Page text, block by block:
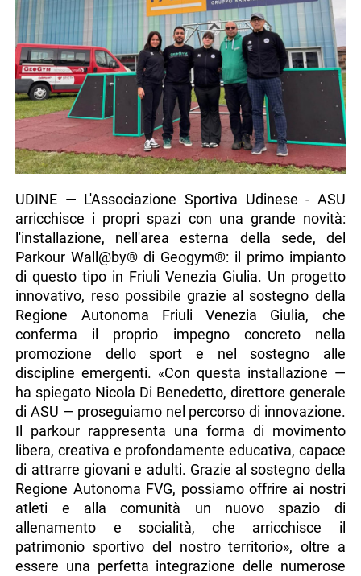
UDINE — L'Associazione Sportiva Udinese - ASU
arricchisce i propri spazi con una grande novità:
l'installazione, nell'area esterna della sede, del
Parkour Wall@by® di Geogym®: il primo impianto
di questo tipo in Friuli Venezia Giulia. Un progetto
innovativo, reso possibile grazie al sostegno della
Regione Autonoma Friuli Venezia Giulia, che
conferma il proprio impegno concreto nella
promozione dello sport e nel sostegno alle
discipline emergenti. «Con questa installazione —
ha spiegato Nicola Di Benedetto, direttore generale
di ASU — proseguiamo nel percorso di innovazione.
Il parkour rappresenta una forma di movimento
libera, creativa e profondamente educativa, capace
di attrarre giovani e adulti. Grazie al sostegno della
Regione Autonoma FVG, possiamo offrire ai nostri
atleti e alla comunità un nuovo spazio di
allenamento e socialità, che arricchisce il
patrimonio sportivo del nostro territorio», oltre a
essere una perfetta integrazione delle numerose